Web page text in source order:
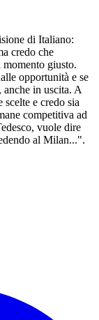
di Italiano:
credo che
giusto.
opportunità e se
in uscita. A
e credo sia
competitiva ad
vuole dire
al Milan...".